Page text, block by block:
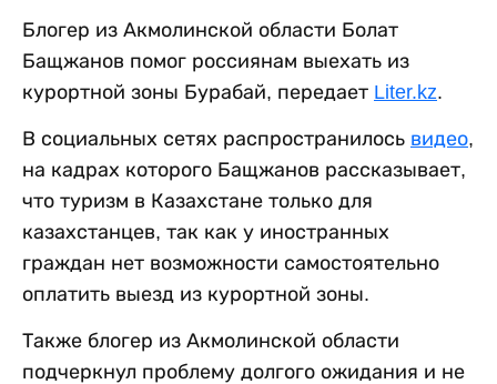
Блогер из Акмолинской области Болат
Бащжанов помог россиянам выехать из
курортной зоны Бурабай, передает Liter.kz.
В социальных сетях распространилось видео,
на кадрах которого Бащжанов рассказывает,
что туризм в Казахстане только для
казахстанцев, так как у иностранных
граждан нет возможности самостоятельно
оплатить выезд из курортной зоны.
Также блогер из Акмолинской области
подчеркнул проблему долгого ожидания и не